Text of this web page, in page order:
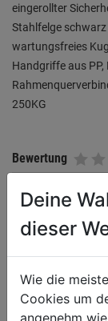
eingerollter
Stahlfelge
wartungsfreies
Handgriffe aus
250KG
Bewertung
WEITERE
Deine
dieser
Wie die
Cookies um
angenehm